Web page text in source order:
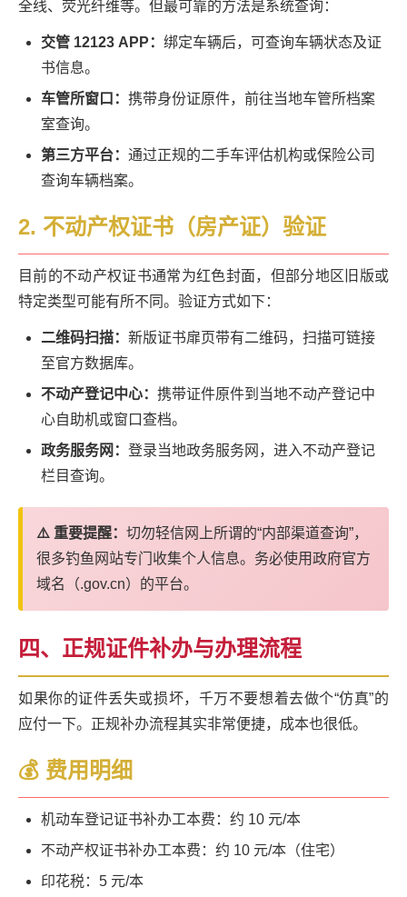
全线、荧光纤维等。但最可靠的方法是系统查询：
交管 12123 APP： 绑定车辆后，可查询车辆状态及证
书信息。
车管所窗口： 携带身份证原件，前往当地车管所档案
室查询。
第三方平台： 通过正规的二手车评估机构或保险公司
查询车辆档案。
2. 不动产权证书（房产证）验证
目前的不动产权证书通常为红色封面，但部分地区旧版或
特定类型可能有所不同。验证方式如下：
二维码扫描： 新版证书扉页带有二维码，扫描可链接
至官方数据库。
不动产登记中心： 携带证件原件到当地不动产登记中
心自助机或窗口查档。
政务服务网： 登录当地政务服务网，进入不动产登记
栏目查询。
⚠️ 重要提醒： 切勿轻信网上所谓的“内部渠道查询”，
很多钓鱼网站专门收集个人信息。务必使用政府官方
域名（.gov.cn）的平台。
四、正规证件补办与办理流程
如果你的证件丢失或损坏，千万不要想着去做个“仿真”的
应付一下。正规补办流程其实非常便捷，成本也很低。
💰 费用明细
机动车登记证书补办工本费：约 10 元/本
不动产权证书补办工本费：约 10 元/本（住宅）
印花税：5 元/本